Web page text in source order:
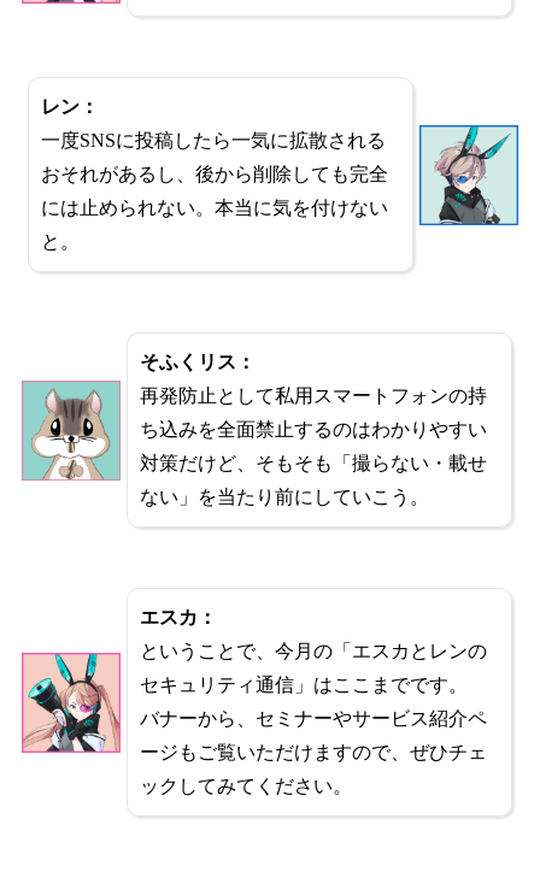
レン：
一度SNSに投稿したら一気に拡散される
おそれがあるし、後から削除しても完全
には止められない。本当に気を付けない
と。
そふくリス：
再発防止として私用スマートフォンの持
ち込みを全面禁止するのはわかりやすい
対策だけど、そもそも「撮らない・載せ
ない」を当たり前にしていこう。
エスカ：
ということで、今月の「エスカとレンの
セキュリティ通信」はここまでです。
バナーから、セミナーやサービス紹介ペ
ージもご覧いただけますので、ぜひチェ
ックしてみてください。